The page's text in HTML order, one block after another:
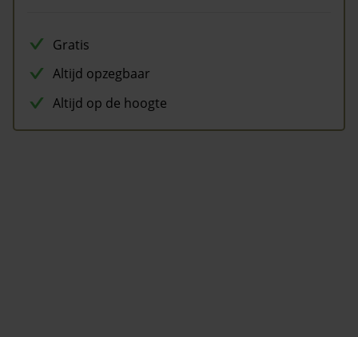
Gratis
Altijd opzegbaar
Altijd op de hoogte